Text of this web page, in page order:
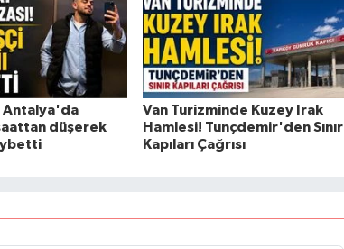
Antalya'da
düşerek
Van Turizminde Kuzey Irak
Hamlesi! Tunçdemir'den Sınır
Kapıları Çağrısı